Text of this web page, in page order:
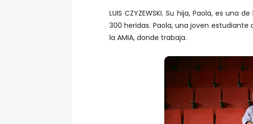
LUIS CZYZEWSKI. Su hija, Paola, es
300 heridas. Paola, una joven
la AMIA, donde trabaja.